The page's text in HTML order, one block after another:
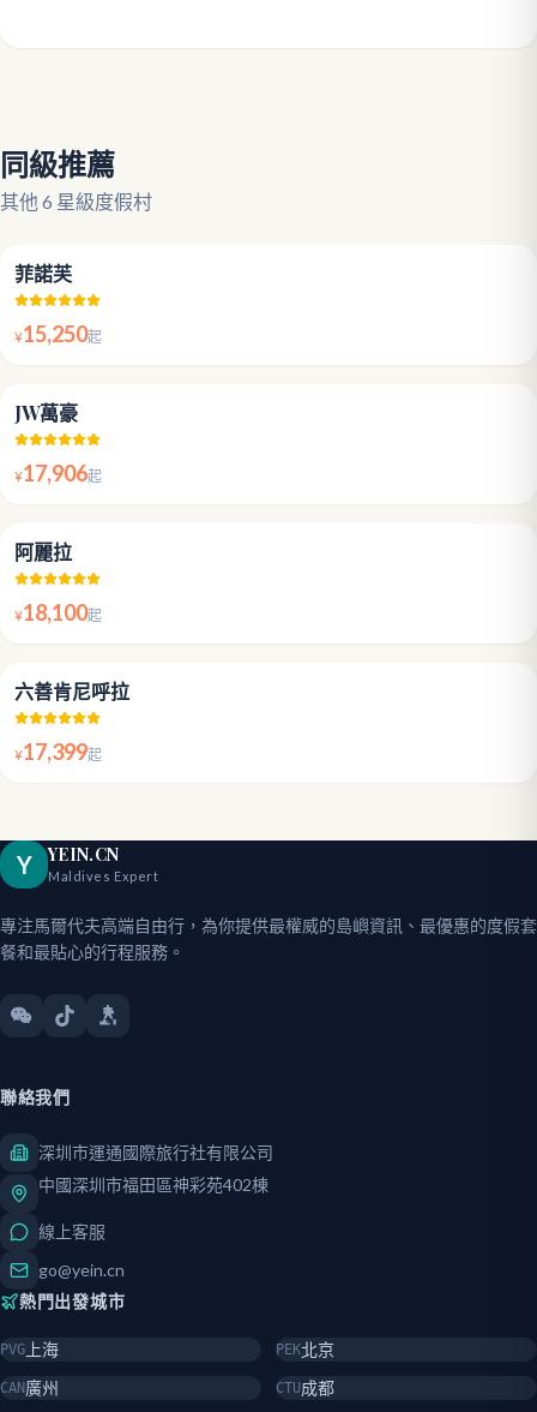
同級推薦
其他 6 星級度假村
菲諾芙
¥15,250起
JW萬豪
¥17,906起
阿麗拉
¥18,100起
六善肯尼呼拉
¥17,399起
Y YEIN.CN
Maldives Expert
專注馬爾代夫高端自由行，為你提供最權威的島嶼資訊、最優惠的度假套
餐和最貼心的行程服務。
聯絡我們
深圳市運通國際旅行社有限公司
中國深圳市福田區神彩苑402棟
線上客服
go@yein.cn
熱門出發城市
PVG 上海 PEK北京
CAN 廣州 CTU成都